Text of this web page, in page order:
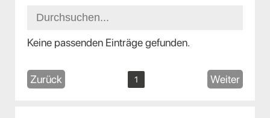
Keine passenden Einträge gefunden.
Zurück 1 Weiter